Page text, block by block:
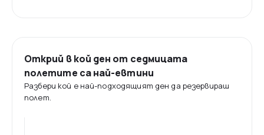
Открий в кой ден от седмицата
полетите са най-евтини
Разбери кой е най-подходящият ден да резервираш
полет.